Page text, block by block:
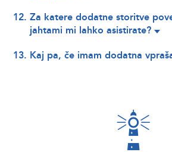
Za katere dodatne storitve
jahtami mi lahko asistirate?
Kaj pa, če imam dodatna